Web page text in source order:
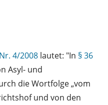
4/2008 lautet: "In § 36
Asyl- und
die Wortfolge „vom
und von den